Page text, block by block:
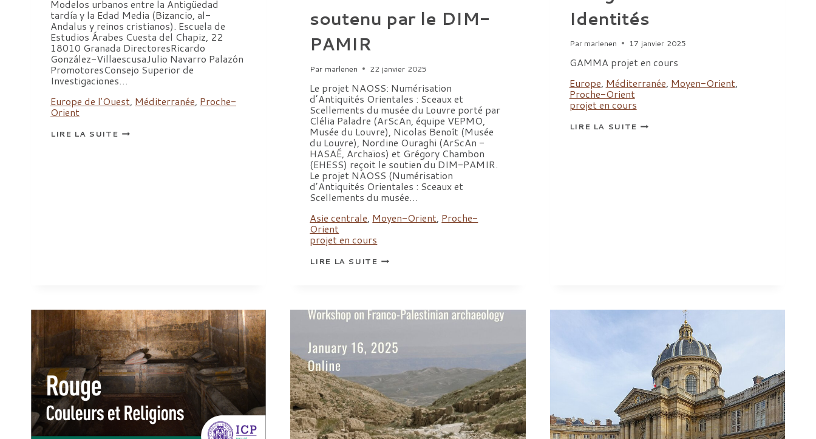
Modelos urbanos entre la Antigüedad
tardía y la Edad Media (Bizancio, al-
Andalus y reinos cristianos). Escuela de
Estudios Árabes Cuesta del Chapiz, 22
18010 Granada DirectoresRicardo
González-VillaescusaJulio Navarro Palazón
PromotoresConsejo Superior de
Investigaciones…
Europe de l'Ouest, Méditerranée, Proche-
Orient
LIRE LA SUITECOLLOQUE
EXISTE
soutenu par le DIM-
PAMIR
Par marlenen 22 janvier 2025
Le projet NAOSS: Numérisation
d’Antiquités Orientales : Sceaux et
Scellements du musée du Louvre porté par
Clélia Paladre (ArScAn, équipe VEPMO,
Musée du Louvre), Nicolas Benoît (Musée
du Louvre), Nordine Ouraghi (ArScAn -
HASAÉ, Archaïos) et Grégory Chambon
(EHESS) reçoit le soutien du DIM-PAMIR.
Le projet NAOSS (Numérisation
d’Antiquités Orientales : Sceaux et
Scellements du musée…
Asie centrale, Moyen-Orient, Proche-
Orient
projet en cours
LIRE LA SUITELE
PROJET
:
SCEAUX
DU
MUSÉE
LOUVRE
SOUTENU
PAR
LE
DIM-
PAMIR
Identités
Par marlenen 17 janvier 2025
GAMMA projet en cours
Europe, Méditerranée, Moyen-Orient,
Proche-Orient
projet en cours
LIRE LA SUITEAPPEL
À